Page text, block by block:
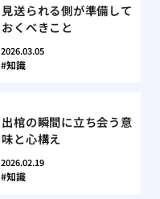
見送られる側が準備して
おくべきこと
2026.03.05
知識
出棺の瞬間に立ち会う意
味と心構え
2026.02.19
知識